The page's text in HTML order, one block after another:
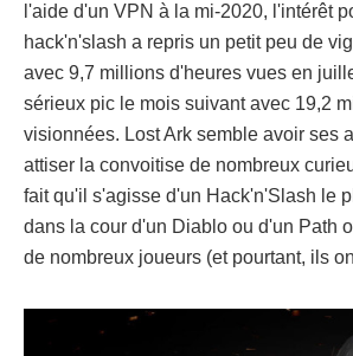
l'aide d'un VPN à la mi-2020, l'intérêt
hack'n'slash a repris un petit peu de
avec 9,7 millions d'heures vues en
sérieux pic le mois suivant avec 19,2
visionnées. Lost Ark semble avoir ses
attiser la convoitise de nombreux
fait qu'il s'agisse d'un Hack'n'Slash le
dans la cour d'un Diablo ou d'un Path
de nombreux joueurs (et pourtant, ils